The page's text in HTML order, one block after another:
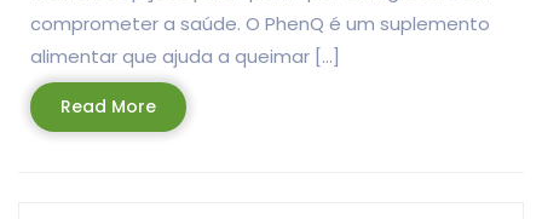
comprometer a saúde. O PhenQ é um suplemento
alimentar que ajuda a queimar […]
Read MoreRead
More